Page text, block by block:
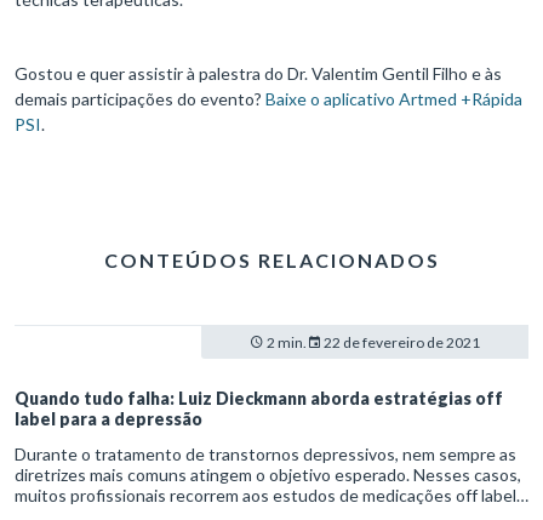
Gostou e quer assistir à palestra do Dr. Valentim Gentil Filho e às
demais participações do evento? Baixe o aplicativo Artmed +Rápida
PSI.
CONTEÚDOS RELACIONADOS
2 min. 22 de fevereiro de 2021
Quando tudo falha: Luiz Dieckmann aborda estratégias off
label para a depressão
Durante o tratamento de transtornos depressivos, nem sempre as
diretrizes mais comuns atingem o objetivo esperado. Nesses casos,
muitos profissionais recorrem aos estudos de medicações off label